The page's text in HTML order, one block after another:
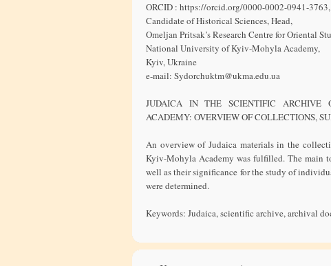
ORCID : https://orcid.org/0000-0002-0941-3763,
Candidate of Historical Sciences, Head,
Omeljan Pritsak’s Research Centre for Oriental
National University of Kyiv-Mohyla Academy,
Kyiv, Ukraine
e-mail: Sydorchuktm@ukma.edu.ua
JUDAICA IN THE SCIENTIFIC ARCHIVE
ACADEMY: OVERVIEW OF COLLECTIONS,
An overview of Judaica materials in the
Kyiv-Mohyla Academy was fulfilled. The main
well as their significance for the study of
were determined.
Keywords: Judaica, scientific archive, archival